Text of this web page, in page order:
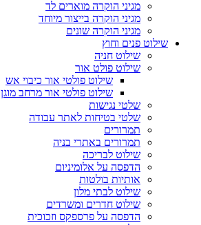
מגיני הוקרה מוארים לד
מגיני הוקרה בייצור מיוחד
מגיני הוקרה שונים
שילוט פנים וחוץ
שילוט חניה
שילוט פולט אור
שילוט פולטי אור כיבוי אש
שילוט פולטי אור מרחב מוגן
שלטי נגישות
שלטי בטיחות לאתר עבודה
תמרורים
תמרורים באתרי בניה
שילוט לבריכה
הדפסה על אלומיניום
אותיות בולטות
שילוט לבתי מלון
שילוט חדרים ומשרדים
הדפסה על פרספקס וזכוכית